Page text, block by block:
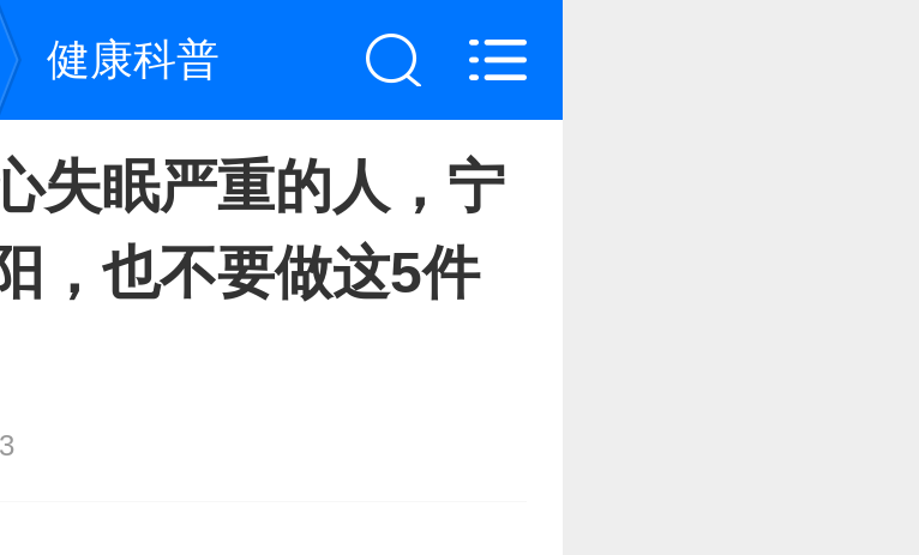
健康科普
失眠严重的人，宁
，也不要做这5件